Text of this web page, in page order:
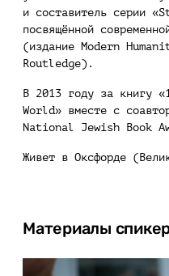
и составитель серии
посвящённой
(издание Modern
Routledge).
В 2013 году за книгу
World» вместе с
National Jewish Book
Живет в Оксфорде
Материалы